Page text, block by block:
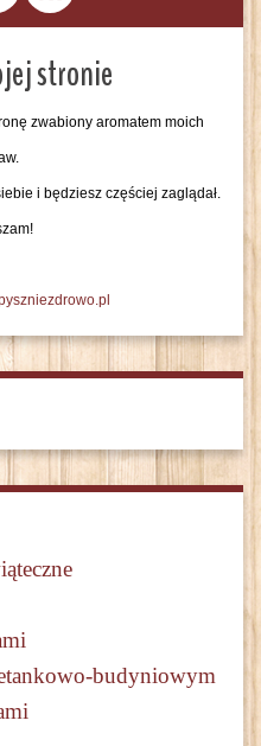
stronie
zwabiony aromatem moich
i będziesz częściej zaglądał.
budyniowym